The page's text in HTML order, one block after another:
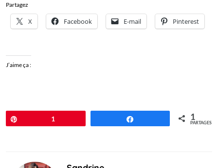
Partagez
X Facebook E-mail Pinterest
J’aime ça :
1 1
PARTAGES